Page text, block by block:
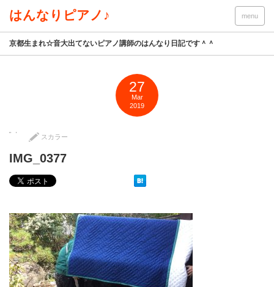
はんなりピアノ♪ menu
京都生まれ☆音大出てないピアノ講師のはんなり日記です＾＾
27
Mar
2019
スカラー
IMG_0377